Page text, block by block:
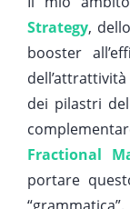
Strategy,
booster
dei pilastri
Fractional
portare